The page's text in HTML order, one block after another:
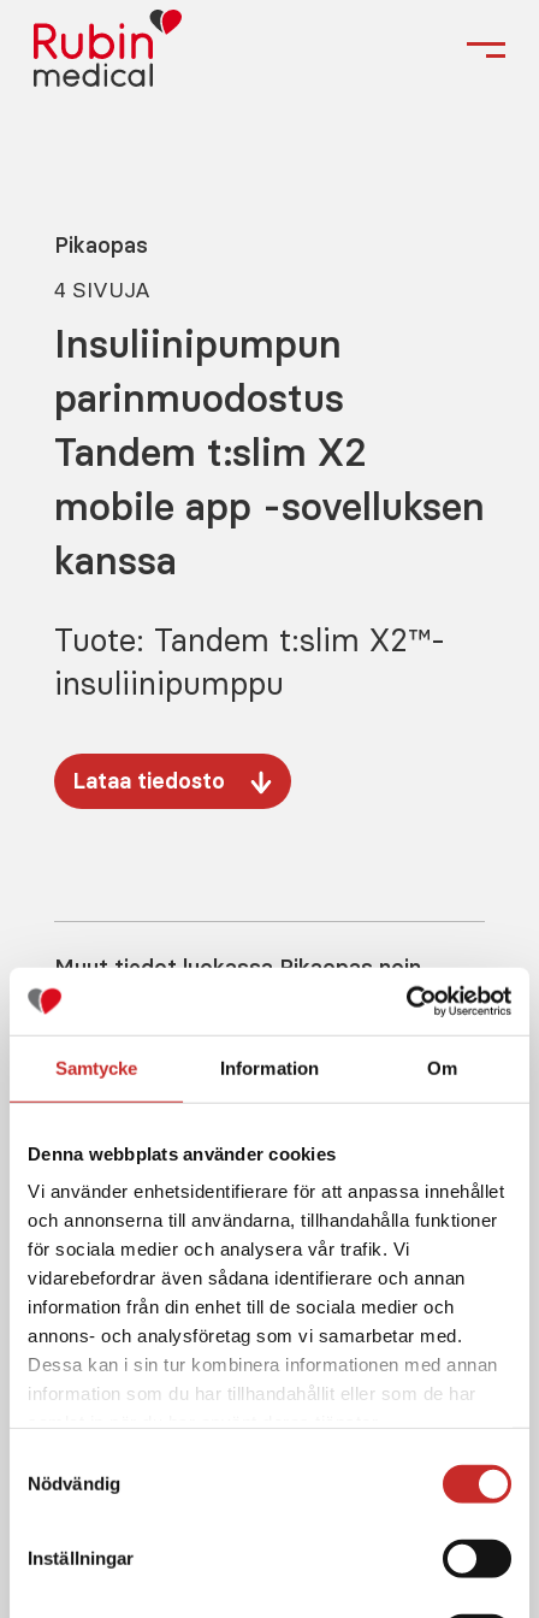
Samtycke Information Om
Denna webbplats använder cookies
Vi använder enhetsidentifierare för att anpassa innehållet
och annonserna till användarna, tillhandahålla funktioner
för sociala medier och analysera vår trafik. Vi
vidarebefordrar även sådana identifierare och annan
information från din enhet till de sociala medier och
annons- och analysföretag som vi samarbetar med.
Dessa kan i sin tur kombinera informationen med annan
information som du har tillhandahållit eller som de har
Vi placerar inga icke-nödvändiga cookies utan att du har
samtyckt till det. Du har rätt att när som helst återkalla
ditt samtycke, vilket du gör via inställningarna nedan. Du
kan närsomhelst justera inställningarna som du når via
Nödvändig
Inställningar
Pikaopas
4 SIVUJA
Insuliinipumpun
parinmuodostus
Tandem t:slim X2
mobile app -sovelluksen
kanssa
Tuote: Tandem t:slim X2™-
insuliinipumppu
Lataa tiedosto
Muut tiedot luokassa Pikaopas noin
Tandem t:slim X2™-insuliinipumppu
tutkimustilanteissa – Tandem
t:slim X2 ja Dexcom CGM -
insuliinipumppujärjestelmä
Käy ja lataa täältä
Muita tietoja Tandem t:slim X2™-
Hätävaihto – Tandem t:slim X2